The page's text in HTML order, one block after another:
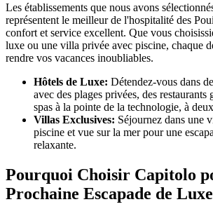
Les établissements que nous avons
représentent le meilleur de l'hospitalité des
confort et service excellent. Que vous
luxe ou une villa privée avec piscine, chaque
rendre vos vacances inoubliables.
Hôtels de Luxe: Détendez-vous dans
avec des plages privées, des restaurants
spas à la pointe de la technologie, à
Villas Exclusives: Séjournez dans une
piscine et vue sur la mer pour une
relaxante.
Pourquoi Choisir Capitolo
Prochaine Escapade de Luxe